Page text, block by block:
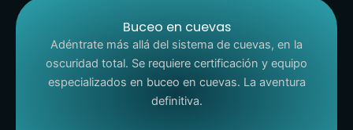
Buceo en cuevas
Adéntrate más allá del sistema de cuevas, en la
oscuridad total. Se requiere certificación y equipo
especializados en buceo en cuevas. La aventura
definitiva.